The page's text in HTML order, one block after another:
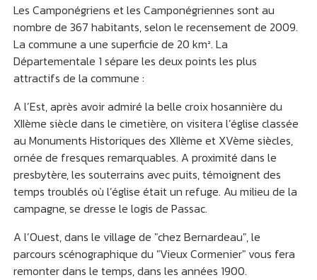
Les Camponégriens et les Camponégriennes sont au
nombre de 367 habitants, selon le recensement de 2009.
La commune a une superficie de 20 km². La
Départementale 1 sépare les deux points les plus
attractifs de la commune :
A l’Est, après avoir admiré la belle croix hosannière du
XIIème siècle dans le cimetière, on visitera l’église classée
au Monuments Historiques des XIIème et XVème siècles,
ornée de fresques remarquables. A proximité dans le
presbytère, les souterrains avec puits, témoignent des
temps troublés où l’église était un refuge. Au milieu de la
campagne, se dresse le logis de Passac.
A l’Ouest, dans le village de "chez Bernardeau", le
parcours scénographique du "Vieux Cormenier" vous fera
remonter dans le temps, dans les années 1900.